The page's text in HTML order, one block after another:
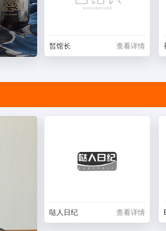
皙馆长 查看详情
哒人日纪 查看详情